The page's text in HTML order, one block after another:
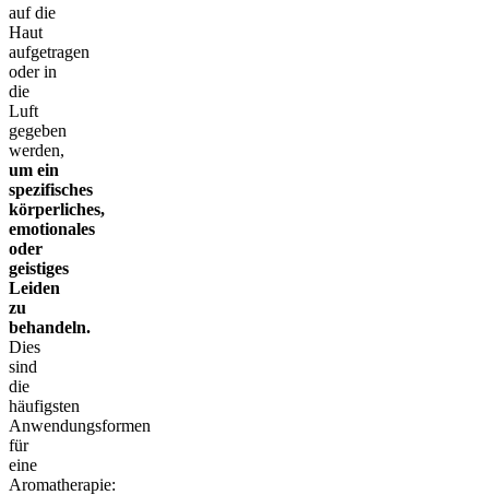
auf die
Haut
aufgetragen
oder in
die
Luft
gegeben
werden,
um ein
spezifisches
körperliches,
emotionales
oder
geistiges
Leiden
zu
behandeln.
Dies
sind
die
häufigsten
Anwendungsformen
für
eine
Aromatherapie: